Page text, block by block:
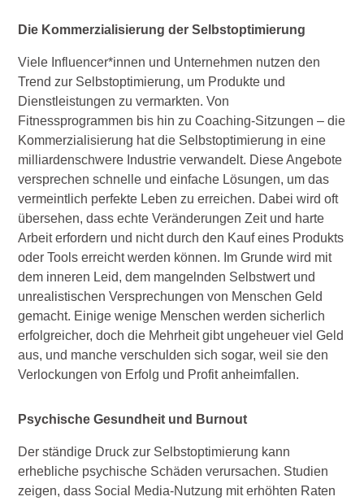
Die Kommerzialisierung der Selbstoptimierung
Viele Influencer*innen und Unternehmen nutzen den
Trend zur Selbstoptimierung, um Produkte und
Dienstleistungen zu vermarkten. Von
Fitnessprogrammen bis hin zu Coaching-Sitzungen – die
Kommerzialisierung hat die Selbstoptimierung in eine
milliardenschwere Industrie verwandelt. Diese Angebote
versprechen schnelle und einfache Lösungen, um das
vermeintlich perfekte Leben zu erreichen. Dabei wird oft
übersehen, dass echte Veränderungen Zeit und harte
Arbeit erfordern und nicht durch den Kauf eines Produkts
oder Tools erreicht werden können. Im Grunde wird mit
dem inneren Leid, dem mangelnden Selbstwert und
unrealistischen Versprechungen von Menschen Geld
gemacht. Einige wenige Menschen werden sicherlich
erfolgreicher, doch die Mehrheit gibt ungeheuer viel Geld
aus, und manche verschulden sich sogar, weil sie den
Verlockungen von Erfolg und Profit anheimfallen.
Psychische Gesundheit und Burnout
Der ständige Druck zur Selbstoptimierung kann
erhebliche psychische Schäden verursachen. Studien
zeigen, dass Social Media-Nutzung mit erhöhten Raten